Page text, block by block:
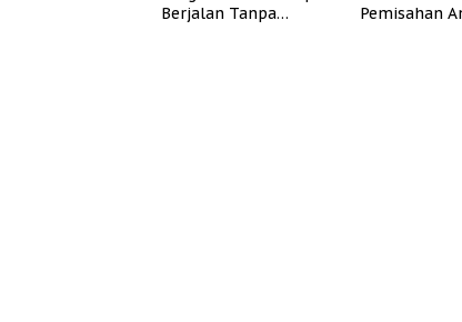
Berjalan Tanpa
Pemisahan